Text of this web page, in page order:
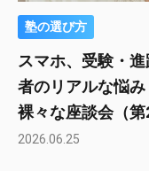
塾の選び方
スマホ、受験・
者のリアルな悩
裸々な座談会（第
2026.06.25